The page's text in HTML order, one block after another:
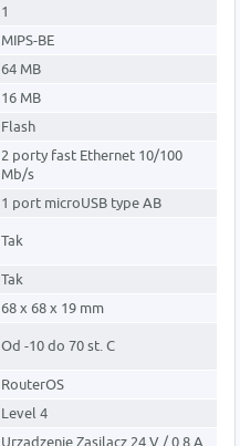
1
MIPS-BE
64 MB
16 MB
Flash
2 porty fast Ethernet 10/100
Mb/s
1 port microUSB type AB
Tak
Tak
68 x 68 x 19 mm
Od -10 do 70 st. C
RouterOS
Level 4
Urządzenie Zasilacz 24 V / 0.8 A